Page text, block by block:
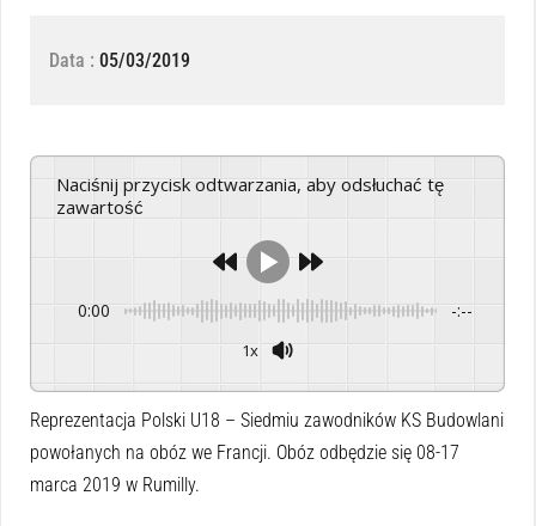
Data : 05/03/2019
Naciśnij przycisk odtwarzania, aby odsłuchać tę
zawartość
0:00 -:--
1x
Reprezentacja Polski U18 – Siedmiu zawodników KS Budowlani
powołanych na obóz we Francji. Obóz odbędzie się 08-17
marca 2019 w Rumilly.